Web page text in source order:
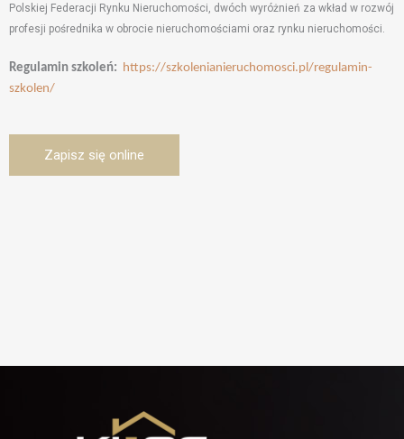
Polskiej Federacji Rynku Nieruchomości, dwóch wyróżnień za wkład w rozwój
profesji pośrednika w obrocie nieruchomościami oraz rynku nieruchomości.
Regulamin szkoleń: https://szkolenianieruchomosci.pl/regulamin-
szkolen/
Zapisz się online